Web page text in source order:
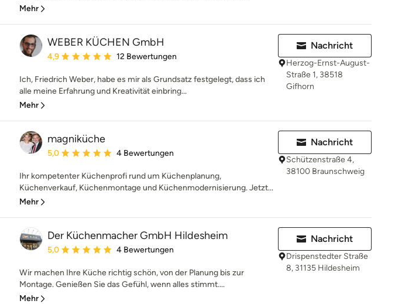
Mehr
WEBER KÜCHEN GmbH
Durchschnittliche Bewertung: 4.9 von 5 Sternen
4,9 12 Bewertungen
Ich, Friedrich Weber, habe es mir als Grundsatz festgelegt, dass ich
alle meine Erfahrung und Kreativität einbring...
Mehr
Nachricht
Herzog-Ernst-August-
Straße 1, 38518
Gifhorn
magniküche
Durchschnittliche Bewertung: 5 von 5 Sternen
5,0 4 Bewertungen
Ihr kompetenter Küchenprofi rund um Küchenplanung,
Küchenverkauf, Küchenmontage und Küchenmodernisierung. Jetzt...
Mehr
Nachricht
Schützenstraße 4,
38100 Braunschweig
Der Küchenmacher GmbH Hildesheim
Durchschnittliche Bewertung: 5 von 5 Sternen
5,0 4 Bewertungen
Wir machen Ihre Küche richtig schön, von der Planung bis zur
Montage. Genießen Sie das Gefühl, wenn alles stimmt....
Mehr
Nachricht
Drispenstedter Straße
8, 31135 Hildesheim